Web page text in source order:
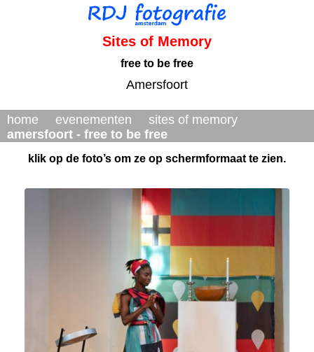
Sites of Memory
free to be free
Amersfoort
home evenementen
sites of memory
amersfoort - free to be free
klik op de foto’s om ze op schermformaat te zien.